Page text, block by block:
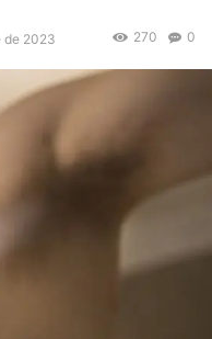
de 2023 0
270